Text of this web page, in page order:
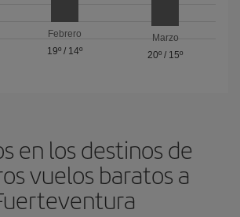
Febrero
19º/ 14º
Marzo
20º / 15º
en los destinos de
vuelos baratos a